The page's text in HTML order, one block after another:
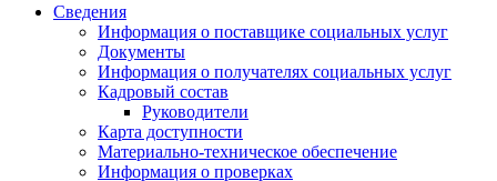
Сведения
Информация о поставщике социальных услуг
Документы
Информация о получателях социальных услуг
Кадровый состав
Руководители
Карта доступности
Материально-техническое обеспечение
Информация о проверках